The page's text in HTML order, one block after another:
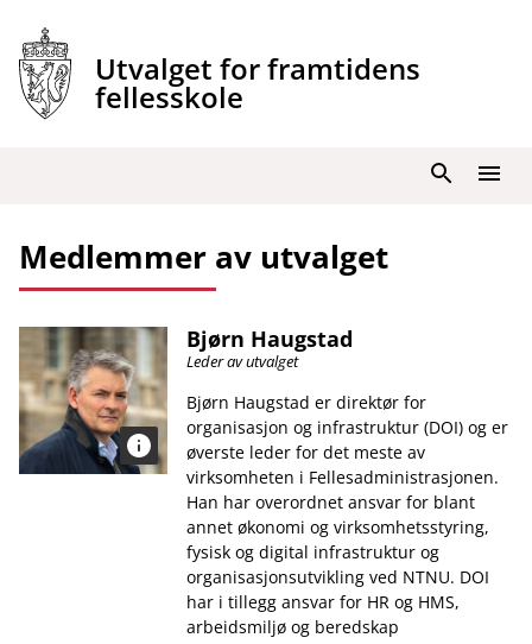
innhold
Utvalget for framtidens
fellesskole
Meny
Søk
Medlemmer av utvalget
Bjørn Haugstad
Leder av utvalget
Bjørn Haugstad er direktør for
organisasjon og infrastruktur (DOI) og er
øverste leder for det meste av
virksomheten i Fellesadministrasjonen.
Han har overordnet ansvar for blant
annet økonomi og virksomhetsstyring,
fysisk og digital infrastruktur og
organisasjonsutvikling ved NTNU. DOI
har i tillegg ansvar for HR og HMS,
arbeidsmiljø og beredskap